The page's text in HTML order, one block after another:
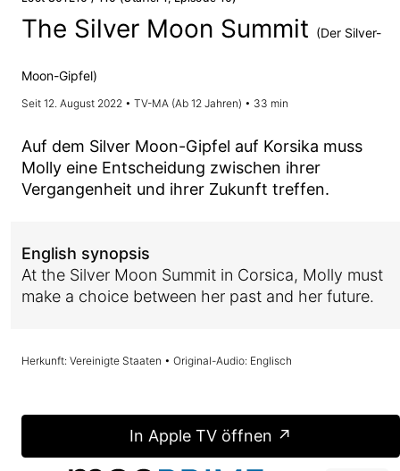
The Silver Moon Summit (Der Silver-
Moon-Gipfel)
Seit 12. August 2022 • TV-MA (Ab 12 Jahren) • 33 min
Auf dem Silver Moon-Gipfel auf Korsika muss
Molly eine Entscheidung zwischen ihrer
Vergangenheit und ihrer Zukunft treffen.
English synopsis
At the Silver Moon Summit in Corsica, Molly must
make a choice between her past and her future.
Herkunft: Vereinigte Staaten • Original-Audio: Englisch
In Apple TV öffnen ↗